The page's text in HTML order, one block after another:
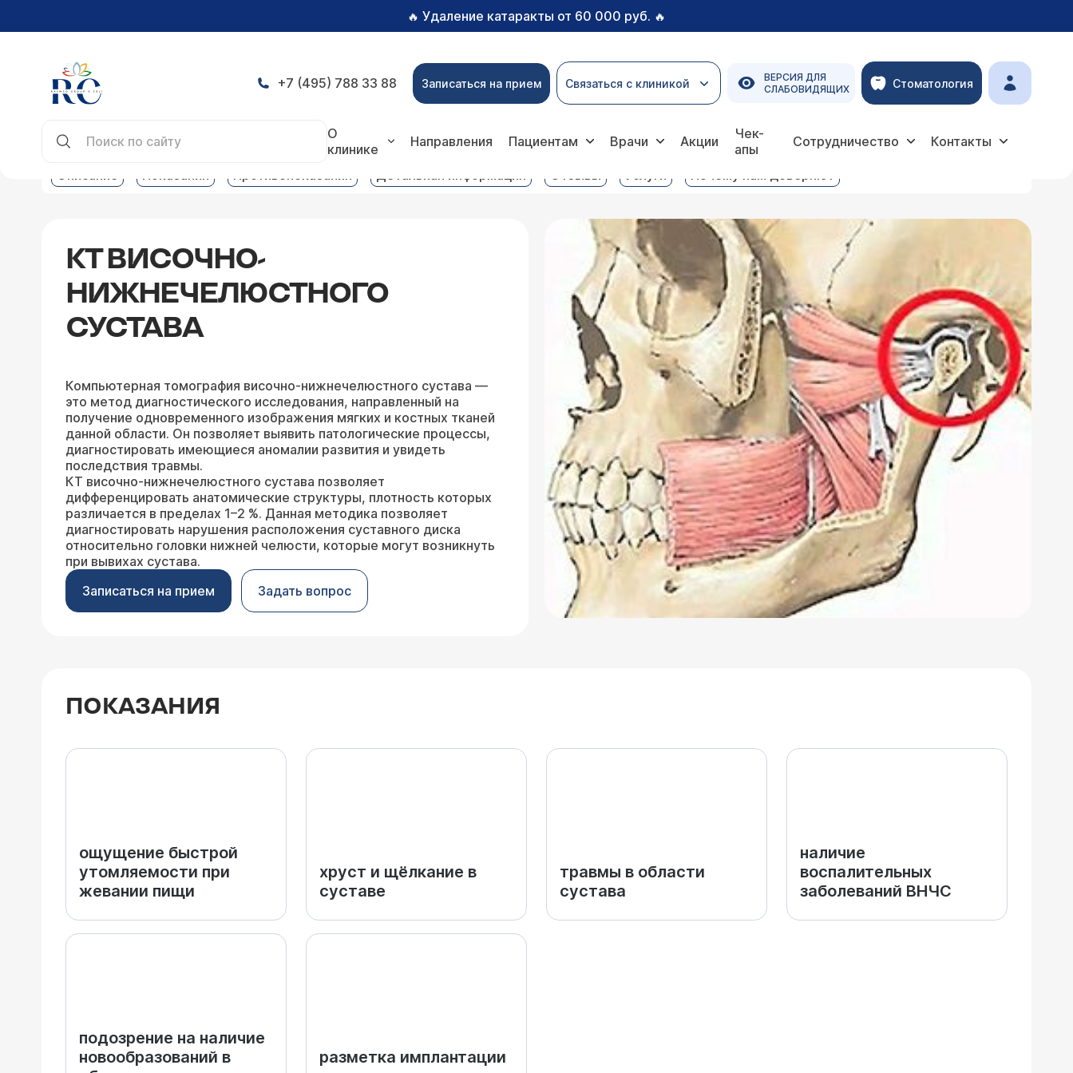
🔥 Удаление катаракты от 60 000 руб. 🔥
+7 (495) 788 33 88 Записаться на прием Связаться с клиникой
ВЕРСИЯ ДЛЯ
СЛАБОВИДЯЩИХ
Стоматология
О
клинике
Направления Пациентам Врачи Акции
Чек-
апы
Сотрудничество Контакты
Описание Показания Противопоказания Детальная информация Отзывы Услуги Почему нам доверяют
КТ ВИСОЧНО-
НИЖНЕЧЕЛЮСТНОГО
СУСТАВА
Компьютерная томография височно-нижнечелюстного сустава —
это метод диагностического исследования, направленный на
получение одновременного изображения мягких и костных тканей
данной области. Он позволяет выявить патологические процессы,
диагностировать имеющиеся аномалии развития и увидеть
последствия травмы.
КТ височно-нижнечелюстного сустава позволяет
дифференцировать анатомические структуры, плотность которых
различается в пределах 1–2 %. Данная методика позволяет
диагностировать нарушения расположения суставного диска
относительно головки нижней челюсти, которые могут возникнуть
при вывихах сустава.
Записаться на прием
Задать вопрос
ПОКАЗАНИЯ
ощущение быстрой
утомляемости при
жевании пищи
хруст и щёлкание в
суставе
травмы в области
сустава
наличие
воспалительных
заболеваний ВНЧС
подозрение на наличие
новообразований в
разметка имплантации